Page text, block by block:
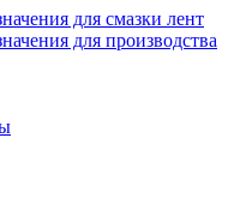
для смазки лент
для производства